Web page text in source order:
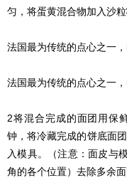
匀，将蛋黄混合物加入沙
法国最为传统的点心之一
法国最为传统的点心之一
2将混合完成的面团用保
钟，将冷藏完成的饼底面
入模具。（注意：面皮与
角的各个位置）去除多余面